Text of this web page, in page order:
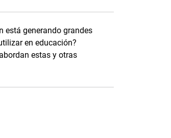
está generando grandes
en educación?
estas y otras